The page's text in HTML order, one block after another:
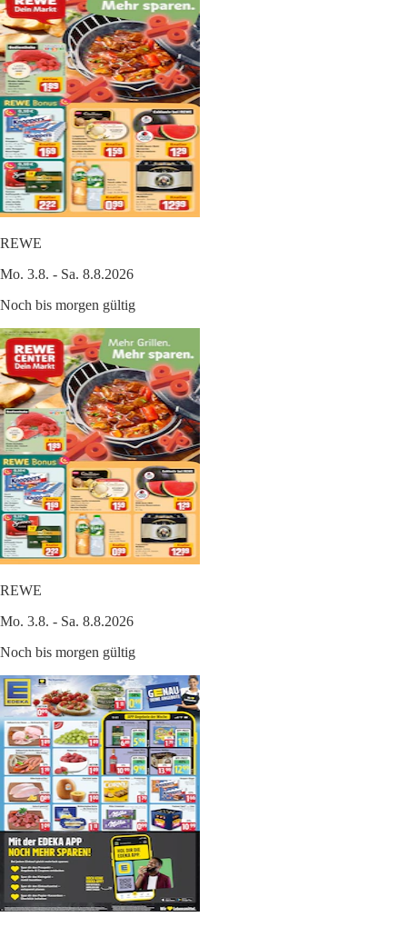
REWE
Mo. 3.8. - Sa. 8.8.2026
Noch bis morgen gültig
REWE
Mo. 3.8. - Sa. 8.8.2026
Noch bis morgen gültig